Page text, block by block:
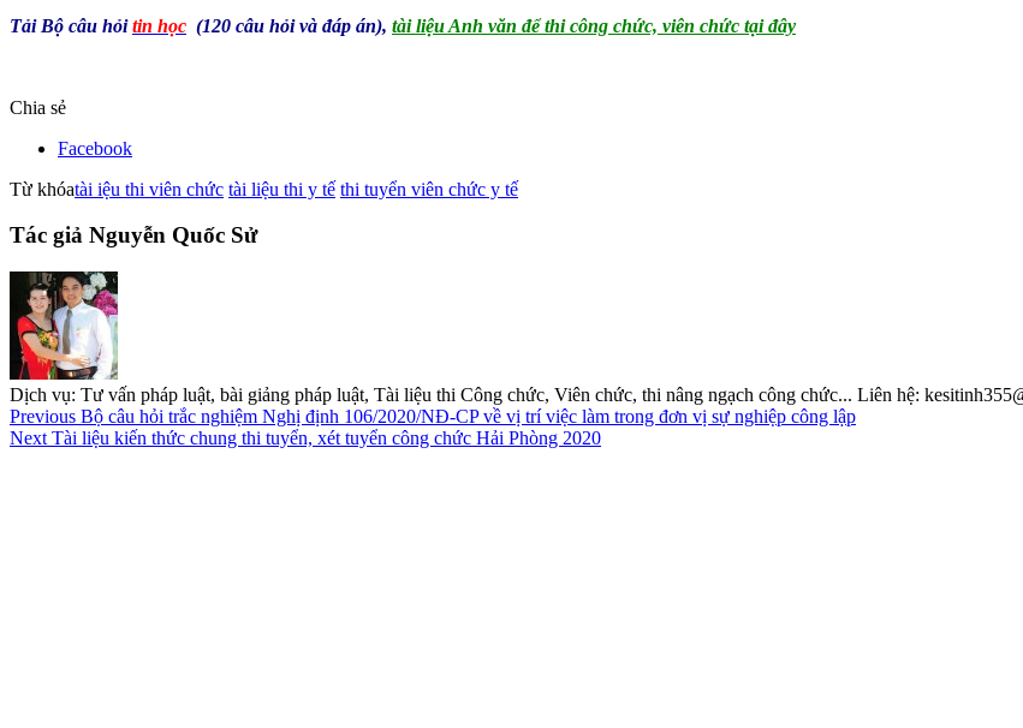
Tải Bộ câu hỏitin học (120 câu hỏi và đáp án), tài liệu Anh văn để thi công chức, viên chức tại đây
Chia sẻ
Facebook
Từ khóatài iệu thi viên chức tài liệu thi y tế thi tuyển viên chức y tế
Tác giả Nguyễn Quốc Sử
Dịch vụ: Tư vấn pháp luật, bài giảng pháp luật, Tài liệu thi Công chức, Viên chức, thi nâng ngạch công chức... Liên hệ:
Previous Bộ câu hỏi trắc nghiệm Nghị định 106/2020/NĐ-CP về vị trí việc làm trong đơn vị sự nghiệp công lập
Next Tài liệu kiến thức chung thi tuyển, xét tuyển công chức Hải Phòng 2020